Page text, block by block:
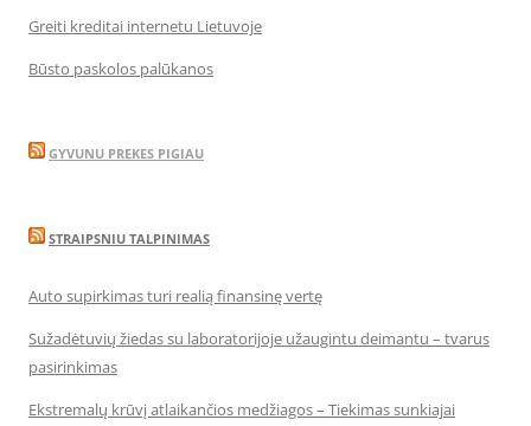
Greiti kreditai internetu Lietuvoje
Būsto paskolos palūkanos
GYVUNU PREKES PIGIAU
STRAIPSNIU TALPINIMAS
Auto supirkimas turi realią finansinę vertę
Sužadėtuvių žiedas su laboratorijoje užaugintu deimantu – tvarus
pasirinkimas
Ekstremalų krūvį atlaikančios medžiagos – Tiekimas sunkiajai